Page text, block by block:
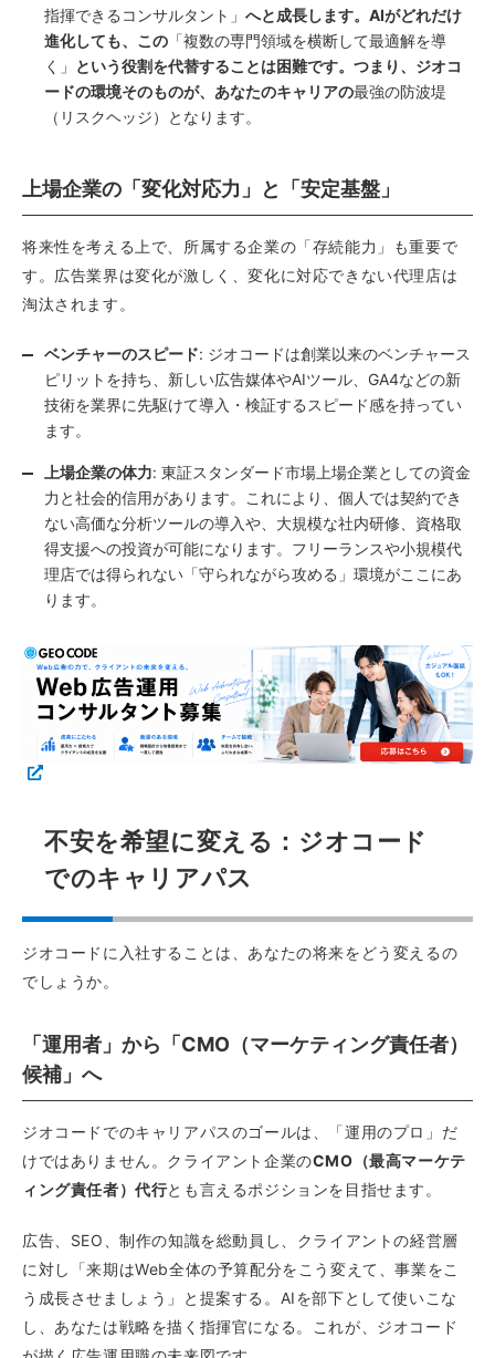
指揮できるコンサルタント」 へと成長します。AIがどれだけ
進化しても、この 「複数の専門領域を横断して最適解を導
く」 という役割を代替することは困難です。つまり、ジオコ
ードの環境そのものが、あなたのキャリアの最強の防波堤
（リスクヘッジ）となります。
上場企業の「変化対応力」と「安定基盤」
将来性を考える上で、所属する企業の「存続能力」も重要で
す。広告業界は変化が激しく、変化に対応できない代理店は
淘汰されます。
ベンチャーのスピード: ジオコードは創業以来のベンチャース
ピリットを持ち、新しい広告媒体やAIツール、GA4などの新
技術を業界に先駆けて導入・検証するスピード感を持ってい
ます。
上場企業の体力: 東証スタンダード市場上場企業としての資金
力と社会的信用があります。これにより、個人では契約でき
ない高価な分析ツールの導入や、大規模な社内研修、資格取
得支援への投資が可能になります。フリーランスや小規模代
理店では得られない「守られながら攻める」環境がここにあ
ります。
不安を希望に変える：ジオコード
でのキャリアパス
ジオコードに入社することは、あなたの将来をどう変えるの
でしょうか。
「運用者」から「CMO（マーケティング責任者）
候補」へ
ジオコードでのキャリアパスのゴールは、「運用のプロ」だ
けではありません。クライアント企業のCMO（最高マーケテ
ィング責任者）代行とも言えるポジションを目指せます。
広告、SEO、制作の知識を総動員し、クライアントの経営層
に対し「来期はWeb全体の予算配分をこう変えて、事業をこ
う成長させましょう」と提案する。AIを部下として使いこな
し、あなたは戦略を描く指揮官になる。これが、ジオコード